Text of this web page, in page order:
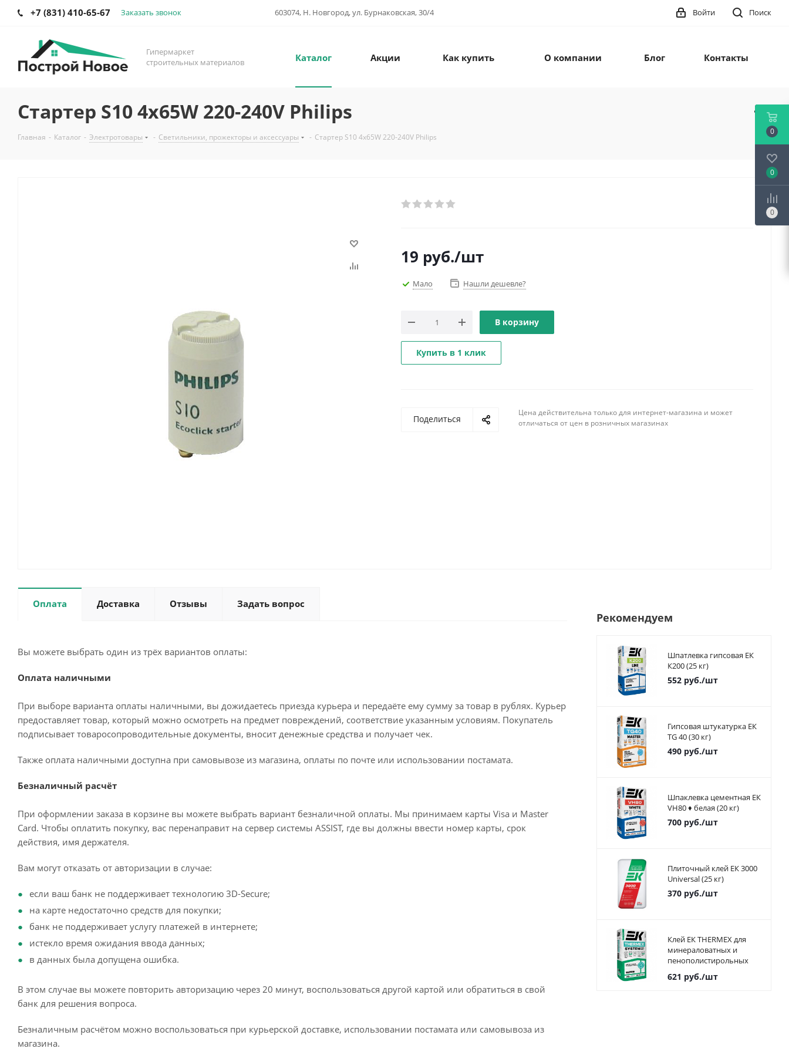
+7 (831) 410-65-67 Заказать звонок 603074, Н. Новгород, ул. Бурнаковская, 30/4 Поиск
Войти
Гипермаркет
строительных материалов
Каталог Акции Как купить О компании Блог Контакты
Стартер S10 4x65W 220-240V Philips
Главная - Каталог - Электротовары - Светильники, прожекторы и аксессуары - Стартер S10 4x65W 220-240V Philips
19 руб./шт
Мало Нашли дешевле?
В корзину
Купить в 1 клик
Поделиться
Цена действительна только для интернет-магазина и может
отличаться от цен в розничных магазинах
Оплата Доставка Отзывы Задать вопрос
Вы можете выбрать один из трёх вариантов оплаты:
Оплата наличными
При выборе варианта оплаты наличными, вы дожидаетесь приезда курьера и передаёте ему сумму за товар в рублях. Курьер
предоставляет товар, который можно осмотреть на предмет повреждений, соответствие указанным условиям. Покупатель
подписывает товаросопроводительные документы, вносит денежные средства и получает чек.
Также оплата наличными доступна при самовывозе из магазина, оплаты по почте или использовании постамата.
Безналичный расчёт
При оформлении заказа в корзине вы можете выбрать вариант безналичной оплаты. Мы принимаем карты Visa и Master
Card. Чтобы оплатить покупку, вас перенаправит на сервер системы ASSIST, где вы должны ввести номер карты, срок
действия, имя держателя.
Вам могут отказать от авторизации в случае:
если ваш банк не поддерживает технологию 3D-Secure;
на карте недостаточно средств для покупки;
банк не поддерживает услугу платежей в интернете;
истекло время ожидания ввода данных;
в данных была допущена ошибка.
В этом случае вы можете повторить авторизацию через 20 минут, воспользоваться другой картой или обратиться в свой
банк для решения вопроса.
Безналичным расчётом можно воспользоваться при курьерской доставке, использовании постамата или самовывоза из
магазина.
Рекомендуем
Шпатлевка гипсовая ЕК
К200 (25 кг)
552руб./шт
Гипсовая штукатурка ЕК
TG 40 (30 кг)
490руб./шт
Шпаклевка цементная ЕК
VH80 ♦ белая (20 кг)
700руб./шт
Плиточный клей ЕК 3000
Universal (25 кг)
370руб./шт
Клей ЕК THERMEX для
минераловатных и
пенополистирольных
плит 25 кг
621 руб./шт
0
0
0